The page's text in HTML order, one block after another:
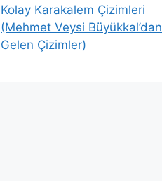
Kolay Karakalem Çizimleri
(Mehmet Veysi Büyükkal’dan
Gelen Çizimler)